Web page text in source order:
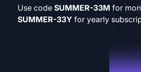
Use code SUMMER-33M for
SUMMER-33Y for yearly